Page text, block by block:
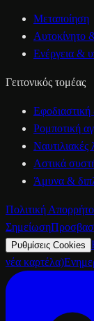
Μεταποίηση
Αυτοκίνητο
Ενέργεια &
Γειτονικός τομέας
Εφοδιαστική
Ρομποτική
Ναυτιλιακές
Αστικά
Άμυνα &
Πολιτική
Σημείωση
Ρυθμίσεις Cookies
νέα καρτέλα)